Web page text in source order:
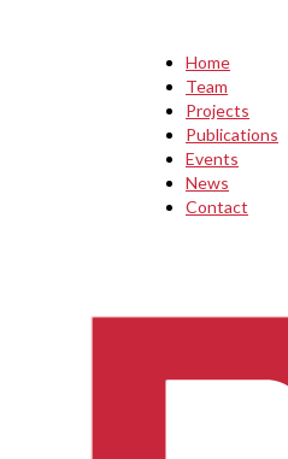
Home
Team
Projects
Publications
Events
News
Contact